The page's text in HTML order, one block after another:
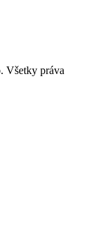
Všetky práva